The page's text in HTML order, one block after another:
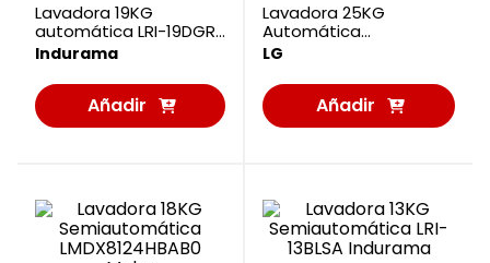
Lavadora 19KG
automática LRI-19DGR
Indurama
Indurama
Añadir
al
Lavadora 25KG
Automática
WM25MV2S6W LG
LG
Añadir
al